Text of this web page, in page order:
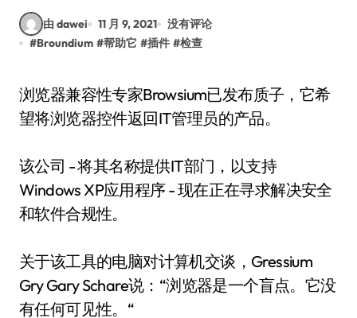
由 dawei 11 月 9, 2021
没有评论
#Broundium #帮助它 #插件 #检查
浏览器兼容性专家Browsium已发布质子，它希
望将浏览器控件返回IT管理员的产品。
该公司 - 将其名称提供IT部门，以支持
Windows XP应用程序 - 现在正在寻求解决安全
和软件合规性。
关于该工具的电脑对计算机交谈，Gressium
Gry Gary Schare说：“浏览器是一个盲点。它没
有任何可见性。“